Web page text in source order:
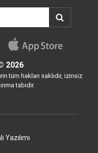
2026
tüm hakları saklıdır, izinsiz
tabidir.
Yazılımı